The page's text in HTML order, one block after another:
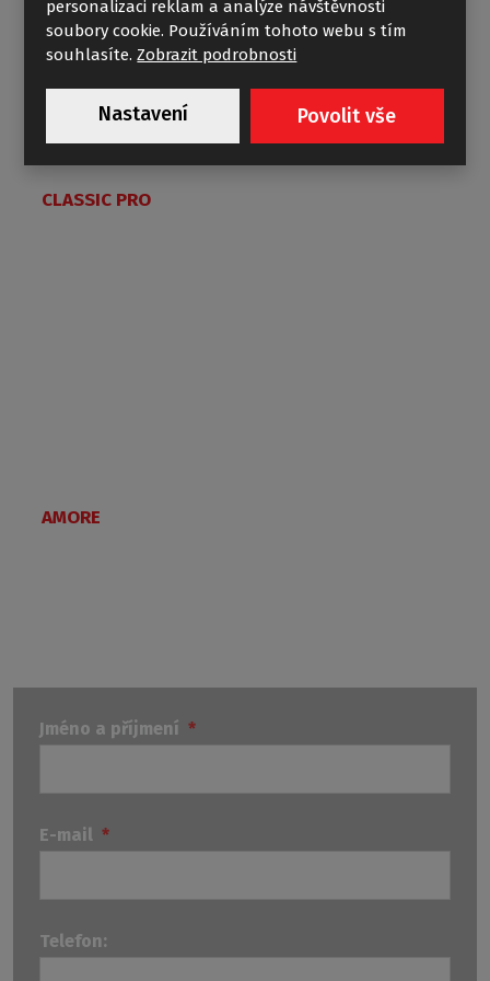
CLASSIC PRO
AMORE
Jméno a příjmení *
E-mail *
Telefon:
personalizaci reklam a analýze návštěvnosti
soubory cookie. Používáním tohoto webu s tím
souhlasíte.Zobrazit podrobnosti
Nastavení Povolit vše